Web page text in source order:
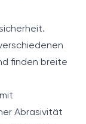
finden breite
Abrasivität